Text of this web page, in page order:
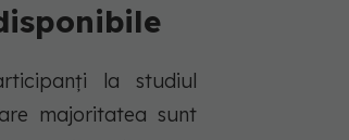
la studiul
majoritatea sunt